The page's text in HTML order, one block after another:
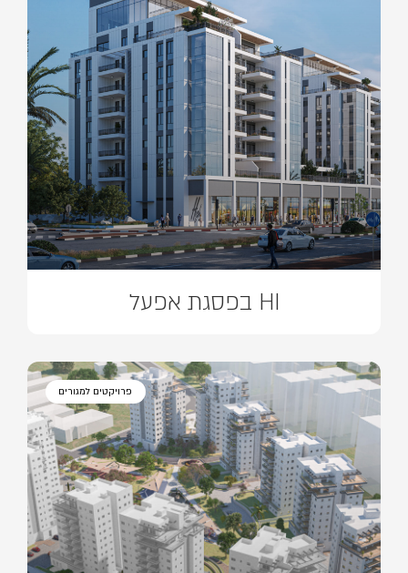
HI בפסגת אפעל
פרויקטים למגורים